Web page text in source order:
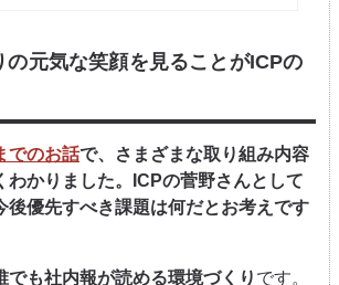
の元気な笑顔を見ることがICPの
でのお話で、さまざまな取り組み内容
わかりました。ICPの菅野さんとして
後優先すべき課題は何だとお考えです
でも社内報が読める環境づくり です。